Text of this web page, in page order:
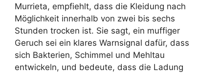
Murrieta, empfiehlt, dass die Kleidung nach
Möglichkeit innerhalb von zwei bis sechs
Stunden trocken ist. Sie sagt, ein muffiger
Geruch sei ein klares Warnsignal dafür, dass
sich Bakterien, Schimmel und Mehltau
entwickeln, und bedeute, dass die Ladung